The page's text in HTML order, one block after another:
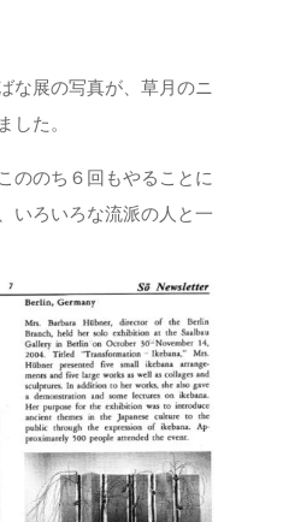
な展の写真が、草月のニ
した。
ののち６回もやることに
いろいろな流派の人と一